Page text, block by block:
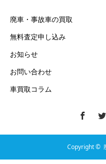
廃車・事故車の買取
無料査定申し込み
お知らせ
お問い合わせ
車買取コラム
Copyright ©